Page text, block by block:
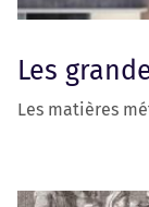
Les
Les matières